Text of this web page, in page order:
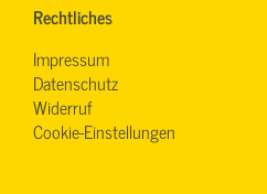
Rechtliches
Impressum
Datenschutz
Widerruf
Cookie-Einstellungen